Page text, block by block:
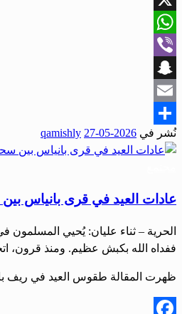
X
WhatsApp
Viber
Snapchat
Email
Share
نُشر في 2026-05-27
qamishly
عادات العيد في قرى بانياس
الحرية – ثناء عليان: يُحيي المسلمون
ففداه الله بكبش عظيم. ومنذ قرون،
ظهرت المقالة طقوس العيد في ريف